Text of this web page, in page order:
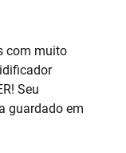
com muito
Seu
guardado em